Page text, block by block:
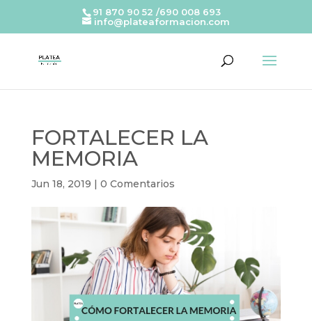
91 870 90 52 /690 008 693
info@plateaformacion.com
FORTALECER LA
MEMORIA
Jun 18, 2019 | 0 Comentarios